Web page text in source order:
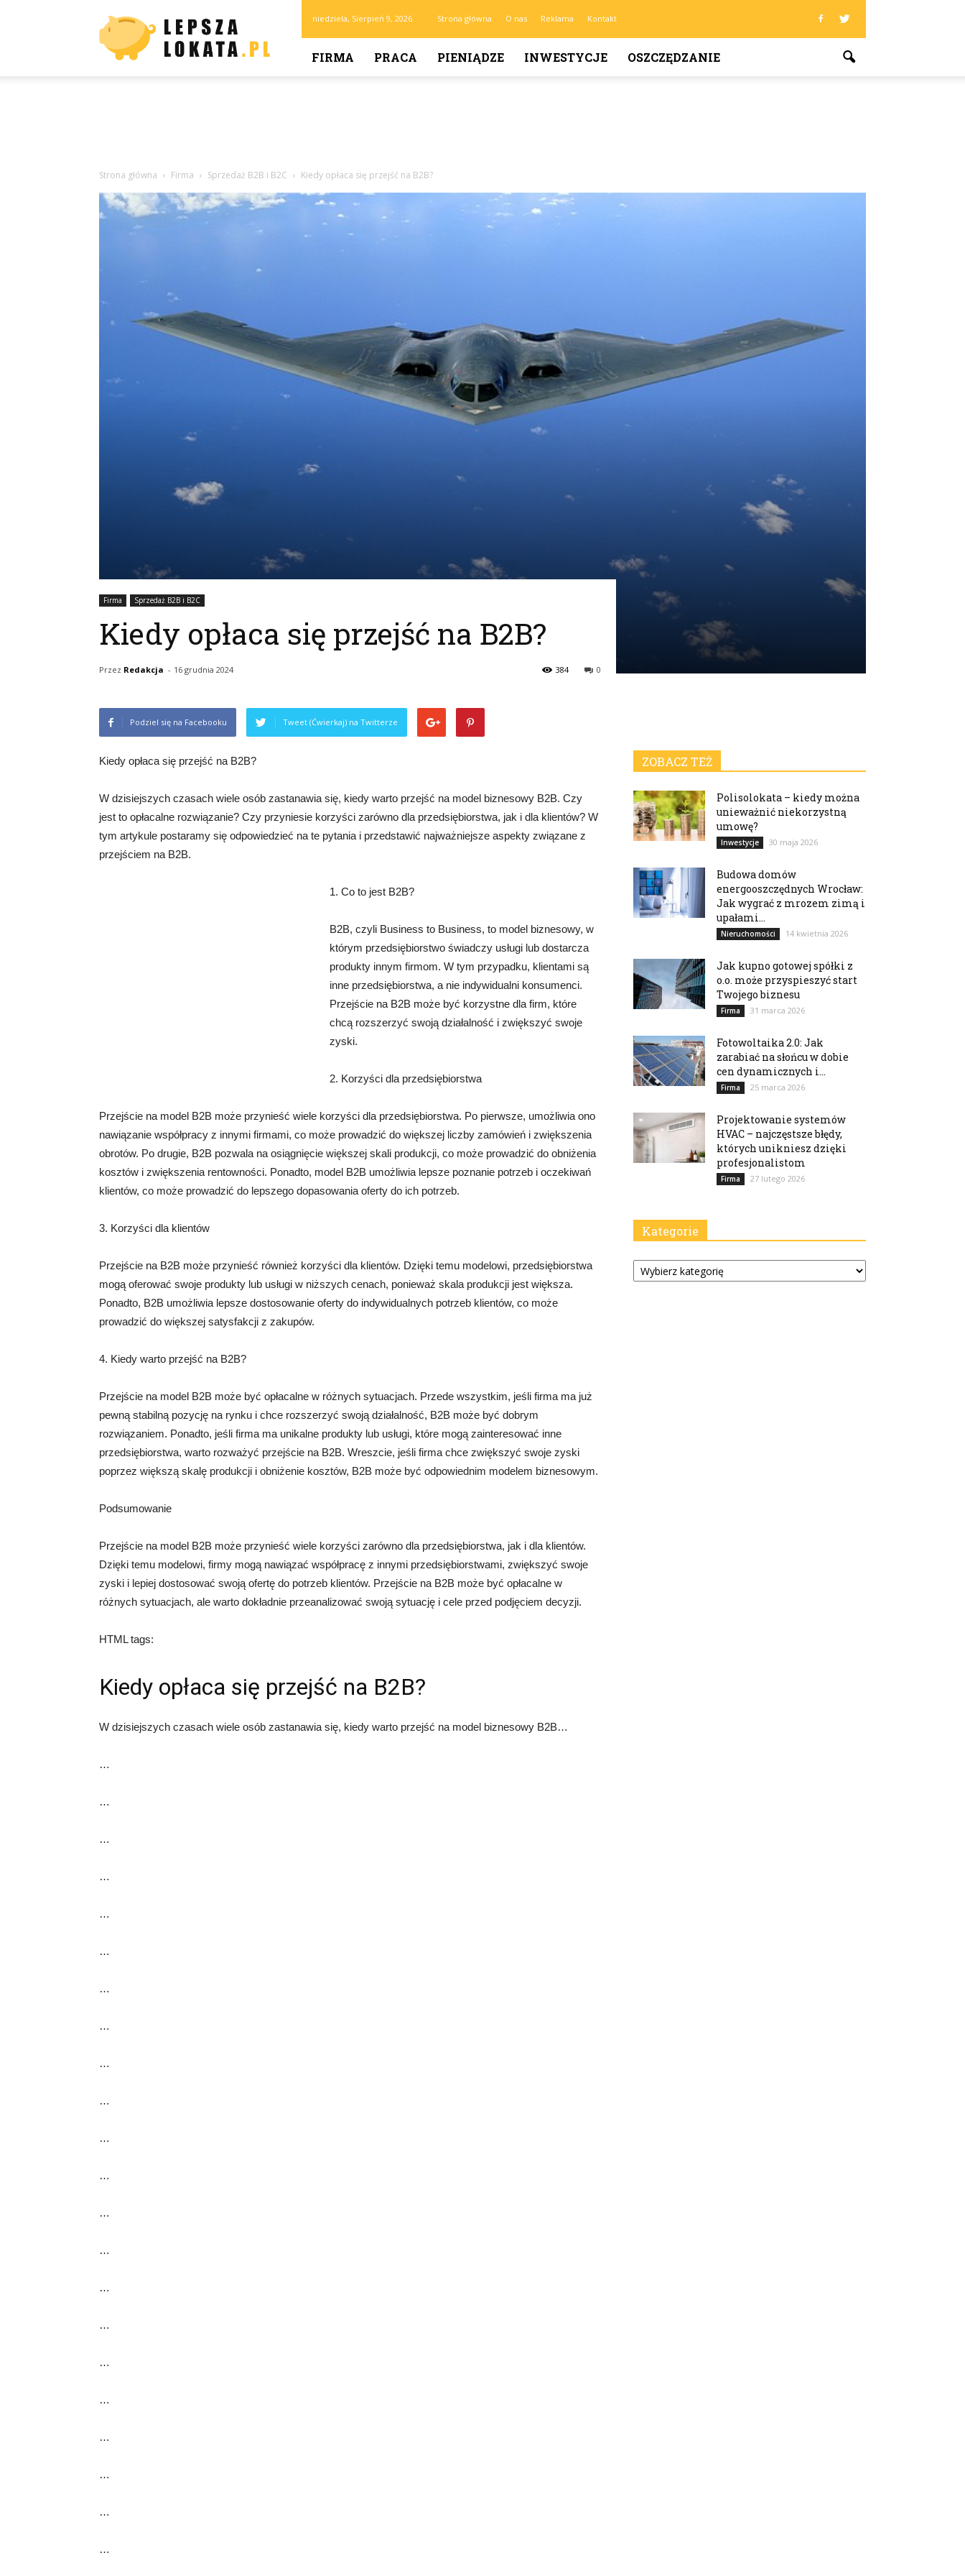
niedziela, Sierpień 9, 2026 Strona główna O nas Reklama Kontakt
FIRMA PRACA PIENIĄDZE INWESTYCJE OSZCZĘDZANIE
Strona główna Firma Sprzedaż B2B i B2C Kiedy opłaca się przejść na B2B?
Firma Sprzedaż B2B i B2C
Kiedy opłaca się przejść na B2B?
Przez Redakcja - 16 grudnia 2024 0
384
Podziel się na Facebooku Tweet (Ćwierkaj) na Twitterze
Kiedy opłaca się przejść na B2B?
W dzisiejszych czasach wiele osób zastanawia się, kiedy warto przejść na model biznesowy B2B. Czy
jest to opłacalne rozwiązanie? Czy przyniesie korzyści zarówno dla przedsiębiorstwa, jak i dla klientów? W
tym artykule postaramy się odpowiedzieć na te pytania i przedstawić najważniejsze aspekty związane z
przejściem na B2B.
1. Co to jest B2B?
B2B, czyli Business to Business, to model biznesowy, w
którym przedsiębiorstwo świadczy usługi lub dostarcza
produkty innym firmom. W tym przypadku, klientami są
inne przedsiębiorstwa, a nie indywidualni konsumenci.
Przejście na B2B może być korzystne dla firm, które
chcą rozszerzyć swoją działalność i zwiększyć swoje
zyski.
2. Korzyści dla przedsiębiorstwa
Przejście na model B2B może przynieść wiele korzyści dla przedsiębiorstwa. Po pierwsze, umożliwia ono
nawiązanie współpracy z innymi firmami, co może prowadzić do większej liczby zamówień i zwiększenia
obrotów. Po drugie, B2B pozwala na osiągnięcie większej skali produkcji, co może prowadzić do obniżenia
kosztów i zwiększenia rentowności. Ponadto, model B2B umożliwia lepsze poznanie potrzeb i oczekiwań
klientów, co może prowadzić do lepszego dopasowania oferty do ich potrzeb.
3. Korzyści dla klientów
Przejście na B2B może przynieść również korzyści dla klientów. Dzięki temu modelowi, przedsiębiorstwa
mogą oferować swoje produkty lub usługi w niższych cenach, ponieważ skala produkcji jest większa.
Ponadto, B2B umożliwia lepsze dostosowanie oferty do indywidualnych potrzeb klientów, co może
prowadzić do większej satysfakcji z zakupów.
4. Kiedy warto przejść na B2B?
Przejście na model B2B może być opłacalne w różnych sytuacjach. Przede wszystkim, jeśli firma ma już
pewną stabilną pozycję na rynku i chce rozszerzyć swoją działalność, B2B może być dobrym
rozwiązaniem. Ponadto, jeśli firma ma unikalne produkty lub usługi, które mogą zainteresować inne
przedsiębiorstwa, warto rozważyć przejście na B2B. Wreszcie, jeśli firma chce zwiększyć swoje zyski
poprzez większą skalę produkcji i obniżenie kosztów, B2B może być odpowiednim modelem biznesowym.
Podsumowanie
Przejście na model B2B może przynieść wiele korzyści zarówno dla przedsiębiorstwa, jak i dla klientów.
Dzięki temu modelowi, firmy mogą nawiązać współpracę z innymi przedsiębiorstwami, zwiększyć swoje
zyski i lepiej dostosować swoją ofertę do potrzeb klientów. Przejście na B2B może być opłacalne w
różnych sytuacjach, ale warto dokładnie przeanalizować swoją sytuację i cele przed podjęciem decyzji.
HTML tags:
Kiedy opłaca się przejść na B2B?
W dzisiejszych czasach wiele osób zastanawia się, kiedy warto przejść na model biznesowy B2B…
…
…
…
…
…
…
…
…
…
…
…
…
…
…
…
…
…
…
…
…
…
…
ZOBACZ TEŻ
Polisolokata – kiedy można
unieważnić niekorzystną
umowę?
Inwestycje 30 maja 2026
Budowa domów
energooszczędnych Wrocław:
Jak wygrać z mrozem zimą i
upałami...
Nieruchomości 14 kwietnia 2026
Jak kupno gotowej spółki z
o.o. może przyspieszyć start
Twojego biznesu
Firma 31 marca 2026
Fotowoltaika 2.0: Jak
zarabiać na słońcu w dobie
cen dynamicznych i...
Firma 25 marca 2026
Projektowanie systemów
HVAC – najczęstsze błędy,
których unikniesz dzięki
profesjonalistom
Firma 27 lutego 2026
Kategorie
Kategorie